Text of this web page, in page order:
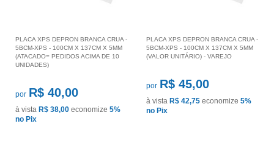
PLACA XPS DEPRON BRANCA CRUA -
5BCM-XPS - 100CM X 137CM X 5MM
(ATACADO= PEDIDOS ACIMA DE 10
UNIDADES)
por R$ 40,00
à vista R$ 38,00 economize 5%
no Pix
PLACA XPS DEPRON BRANCA CRUA -
5BCM-XPS - 100CM X 137CM X 5MM
(VALOR UNITÁRIO) - VAREJO
por R$ 45,00
à vista R$ 42,75 economize 5%
no Pix